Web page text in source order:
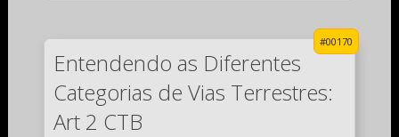
#00170
Entendendo as Diferentes
Categorias de Vias Terrestres:
Art 2 CTB